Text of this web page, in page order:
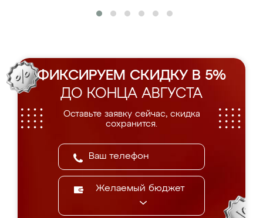
ФИКСИРУЕМ СКИДКУ В 5%
ДО КОНЦА АВГУСТА
Оставьте заявку сейчас, скидка
сохранится.
Желаемый бюджет